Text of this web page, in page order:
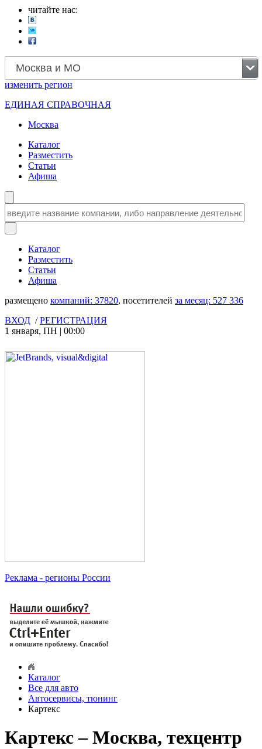
читайте нас:
Москва и МО
изменить регион
ЕДИНАЯ СПРАВОЧНАЯ
Москва
Каталог
Разместить
Статьи
Афиша
Каталог
Разместить
Статьи
Афиша
размещено компаний: 37820, посетителей за месяц: 527 336
ВХОД /РЕГИСТРАЦИЯ
1 января, ПН | 00:00
Реклама - регионы России
Каталог
Все для авто
Автосервисы, тюнинг
Картекс
Картекс – Москва, техцентр